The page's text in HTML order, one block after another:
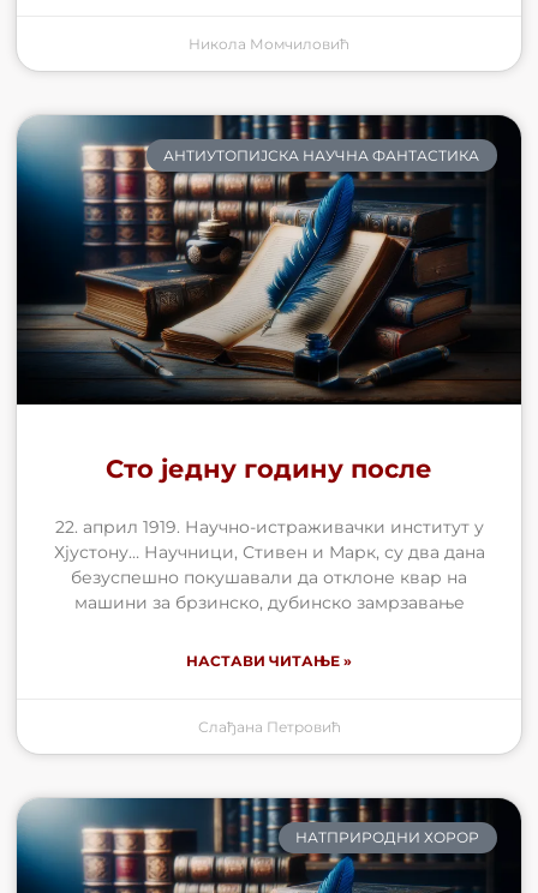
Никола Момчиловић
АНТИУТОПИЈСКА НАУЧНА ФАНТАСТИКА
Сто једну годину после
22. април 1919. Научнo-истраживачки институт у
Хјустону… Научници, Стивен и Марк, су два дана
безуспешно покушавали да отклоне квар на
машини за брзинско, дубинско замрзавање
НАСТАВИ ЧИТАЊЕ »
Слађана Петровић
НАТПРИРОДНИ ХОРОР